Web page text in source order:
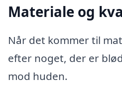
Materiale og
Når det kommer til
efter noget, der er
mod huden.